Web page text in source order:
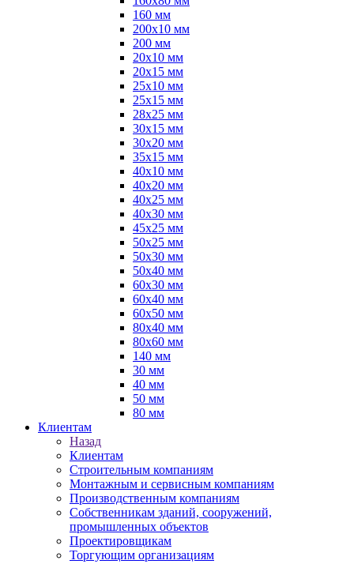
160 мм
200х10 мм
200 мм
20х10 мм
20х15 мм
25х10 мм
25х15 мм
28х25 мм
30х15 мм
30х20 мм
35х15 мм
40х10 мм
40х20 мм
40х25 мм
40х30 мм
45х25 мм
50х25 мм
50х30 мм
50х40 мм
60х30 мм
60х40 мм
60х50 мм
80х40 мм
80х60 мм
140 мм
30 мм
40 мм
50 мм
80 мм
Клиентам
Назад
Клиентам
Строительным компаниям
Монтажным и сервисным компаниям
Производственным компаниям
Собственникам зданий, сооружений,
промышленных объектов
Проектировщикам
Торгующим организациям